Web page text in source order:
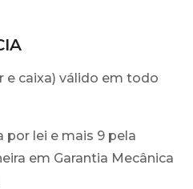
e caixa) válido em todo
por lei e mais 9 pela
em Garantia Mecânica